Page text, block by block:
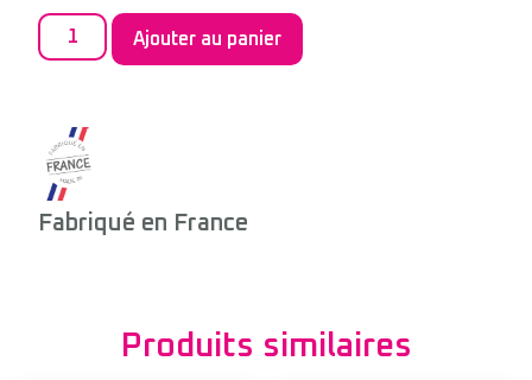
Ajouter au panier
Fabriqué en France
Produits similaires